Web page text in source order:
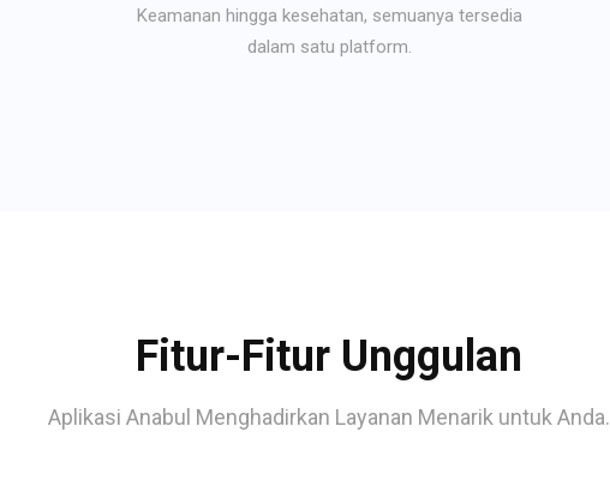
Keamanan hingga kesehatan, semuanya tersedia
dalam satu platform.
Fitur-Fitur Unggulan
Aplikasi Anabul Menghadirkan Layanan Menarik untuk Anda.